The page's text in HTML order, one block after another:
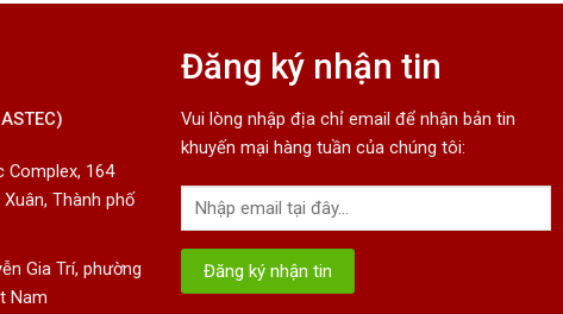
Complex, 164
Thành phố
Gia Trí, phường
Nam
Đăng ký nhận tin
Vui lòng nhập địa chỉ email để nhận bản tin
khuyến mại hàng tuần của chúng tôi: